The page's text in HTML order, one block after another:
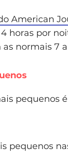
American
horas por
normais 7
pequenos